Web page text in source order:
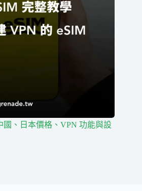
國、日本價格、VPN 功能與設